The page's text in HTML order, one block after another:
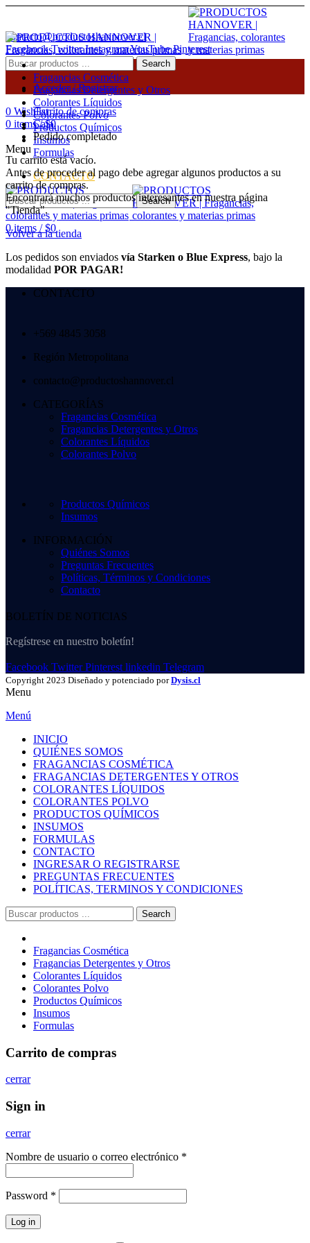
PRODUCTOS HANNOVER | FRAGANCIAS,
COLORANTES Y MATERIAS PRIMAS
contacto@productoshannover.cl
Facebook Twitter InstagramYouTube Pinterest
Search
Acceder / Registrar
0 Wishlist
0 items / $0
Menú
Menu
0items / $0
Fragancias Cosmética
Fragancias Detergentes y Otros
Colorantes Líquidos
Colorantes Polvo
Productos Químicos
Insumos
Formulas
CONTACTO
Search
Carrito de compras
Caja
Pedido completado
Tu carrito está vacío.
Antes de proceder al pago debe agregar algunos productos a su
carrito de compras.
Encontrará muchos productos interesantes en nuestra página
"Tienda".
Volver a la tienda
Los pedidos son enviados vía Starken o Blue Express, bajo la
modalidad POR PAGAR!
CONTACTO
+569 4845 3058
Región Metropolitana
contacto@productoshannover.cl
CATEGORÍAS
Fragancias Cosmética
Fragancias Detergentes y Otros
Colorantes Líquidos
Colorantes Polvo
Productos Químicos
Insumos
INFORMACIÓN
Quiénes Somos
Preguntas Frecuentes
Políticas, Términos y Condiciones
Contacto
BOLETÍN DE NOTICIAS
Regístrese en nuestro boletín!
Facebook Twitter Pinterest linkedin Telegram
Copyright 2023 Diseñado y potenciado porDysis.cl
Menu
Menú
INICIO
QUIÉNES SOMOS
FRAGANCIAS COSMÉTICA
FRAGANCIAS DETERGENTES Y OTROS
COLORANTES LÍQUIDOS
COLORANTES POLVO
PRODUCTOS QUÍMICOS
INSUMOS
FORMULAS
CONTACTO
INGRESAR O REGISTRARSE
PREGUNTAS FRECUENTES
POLÍTICAS, TERMINOS Y CONDICIONES
Search
Fragancias Cosmética
Fragancias Detergentes y Otros
Colorantes Líquidos
Colorantes Polvo
Productos Químicos
Insumos
Formulas
Carrito de compras
cerrar
Sign in
cerrar
Nombre de usuario o correo electrónico *
Password *
Log in